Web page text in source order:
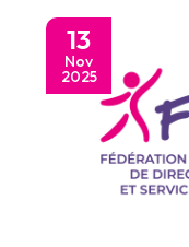
13
Nov
2025